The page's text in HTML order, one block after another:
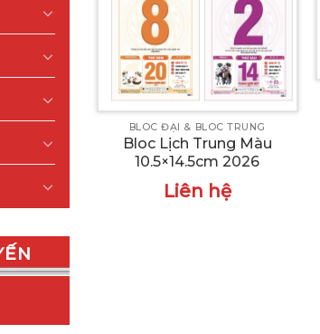
BLOC ĐẠI & BLOC TRUNG
Bloc Lịch Trung Màu
10.5×14.5cm 2026
Liên hệ